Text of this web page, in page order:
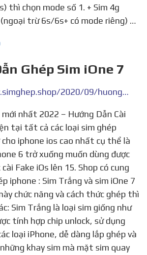
thì chọn mode số 1. + Sim 4g
trừ 6s/6s+ có mode riêng) …
Ghép Sim iOne 7
https://www.simghep.shop/2020/09/huong-dan-ghep-sim-ione-7.html
tại tất cả các loại sim ghép
iphone ios cao nhất cụ thể là
6 trở xuống muốn dùng được
Fake iOs lên 15. Shop có cung
iphone : Sim Trắng và sim iOne 7
chức năng và cách thức ghép thì
Sim Trắng là loại sim giống như
tính hợp chip unlock, sử dụng
loại iPhone, dễ dàng lắp ghép và
khay sim mà mặt sim quay